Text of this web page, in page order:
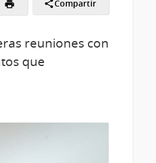
Compartir
reuniones con
que